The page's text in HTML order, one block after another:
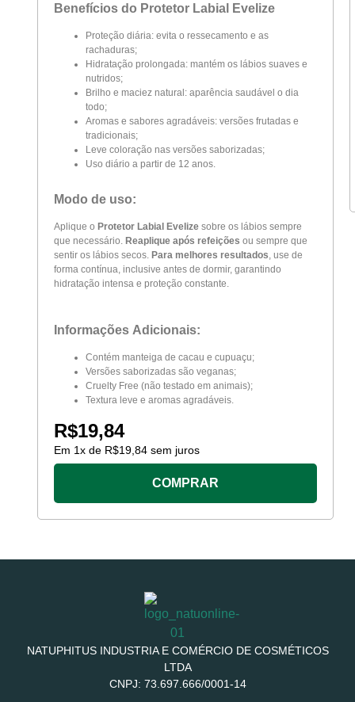
Benefícios do Protetor Labial Evelize
Proteção diária: evita o ressecamento e as
rachaduras;
Hidratação prolongada: mantém os lábios suaves e
nutridos;
Brilho e maciez natural: aparência saudável o dia
todo;
Aromas e sabores agradáveis: versões frutadas e
tradicionais;
Leve coloração nas versões saborizadas;
Uso diário a partir de 12 anos.
Modo de uso:
Aplique oProtetor Labial Evelize sobre os lábios sempre
que necessário.Reaplique após refeições ou sempre que
sentir os lábios secos.Para melhores resultados , use de
forma contínua, inclusive antes de dormir, garantindo
hidratação intensa e proteção constante.
Informações Adicionais:
Contém manteiga de cacau e cupuaçu;
Versões saborizadas são veganas;
Cruelty Free (não testado em animais);
Textura leve e aromas agradáveis.
R$19,84
Em 1x de R$19,84 sem juros
COMPRAR
NATUPHITUS INDUSTRIA E COMÉRCIO DE COSMÉTICOS
LTDA
CNPJ: 73.697.666/0001-14